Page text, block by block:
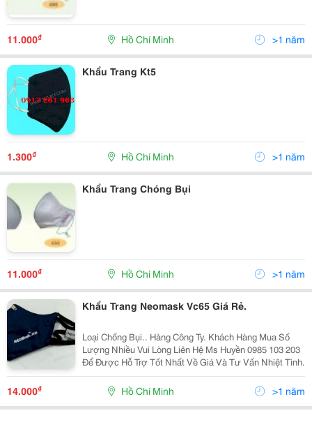
11.000₫ Hồ Chí Minh >1 năm
Khẩu Trang Kt5
1.300₫ Hồ Chí Minh >1 năm
Khẩu Trang Chóng Bụi
11.000₫ Hồ Chí Minh >1 năm
Khẩu Trang Neomask Vc65 Giá Rẻ.
Loại Chống Bụi.. Hàng Công Ty. Khách Hàng Mua Số
Lượng Nhiều Vui Lòng Liên Hệ Ms Huyền 0985 103 203
Để Được Hỗ Trợ Tốt Nhất Về Giá Và Tư Vấn Nhiệt Tình.
14.000₫ Hồ Chí Minh >1 năm